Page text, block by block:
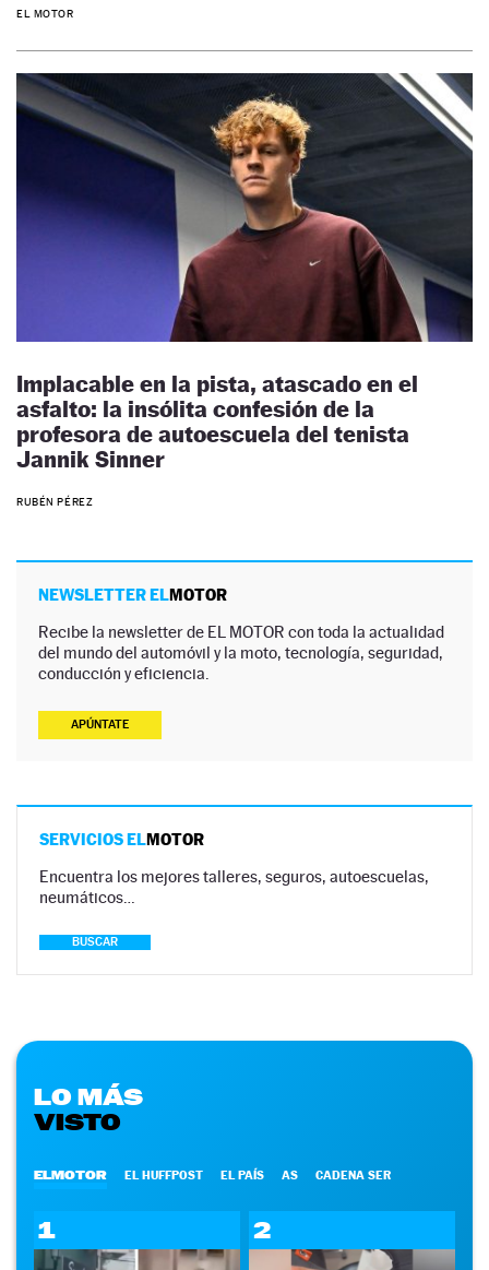
EL MOTOR
Implacable en la pista, atascado en el
asfalto: la insólita confesión de la
profesora de autoescuela del tenista
Jannik Sinner
RUBÉN PÉREZ
NEWSLETTER ELMOTOR
Recibe la newsletter de EL MOTOR con toda la actualidad
del mundo del automóvil y la moto, tecnología, seguridad,
conducción y eficiencia.
APÚNTATE
SERVICIOS ELMOTOR
Encuentra los mejores talleres, seguros, autoescuelas,
neumáticos…
BUSCAR
LO MÁS
VISTO
ELMOTOR EL HUFFPOST EL PAÍS AS CADENA SER
1 2